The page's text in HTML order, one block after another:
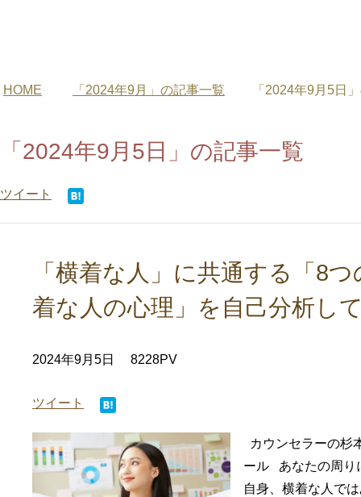
HOME 「2024年9月」の記事一覧 「2024年9月5日
「2024年9月5日」の記事一覧
ツイート
「横着な人」に共通する「8
着な人の心理」を自己分析し
2024年9月5日 8228PV
ツイート
カウンセラーの杉
ール あなたの周り
自身、横着な人で